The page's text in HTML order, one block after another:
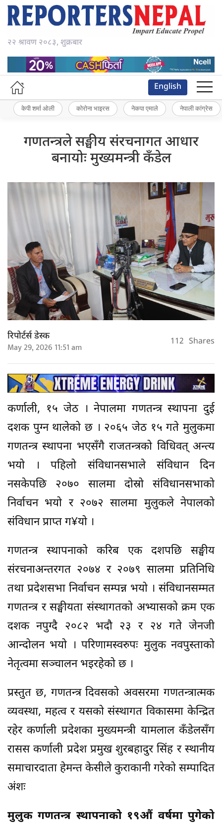
२२ श्रावण २०८३, शुक्रबार
English
केपी शर्मा ओली कोरोना भाइरस नेकपा एमाले नेपाली कांग्रेस
गणतन्त्रले सङ्घीय संरचनागत आधार
बनायोः मुख्यमन्त्री कँडेल
रिपोर्टर्स डेस्क
May 29, 2026 11:51 am 112 Shares
कर्णाली, १५ जेठ । नेपालमा गणतन्त्र स्थापना दुई
दशक पुग्न थालेको छ । २०६५ जेठ १५ गते मुलुकमा
गणतन्त्र स्थापना भएसँगै राजतन्त्रको विधिवत् अन्त्य
भयो । पहिलो संविधानसभाले संविधान दिन
नसकेपछि २०७० सालमा दोस्रो संविधानसभाको
निर्वाचन भयो र २०७२ सालमा मुलुकले नेपालको
संविधान प्राप्त ग¥यो ।
गणतन्त्र स्थापनाको करिब एक दशपछि सङ्घीय
संरचनाअन्तरगत २०७४ र २०७९ सालमा प्रतिनिधि
तथा प्रदेशसभा निर्वाचन सम्पन्न भयो । संविधानसम्मत
गणतन्त्र र सङ्घीयता संस्थागतको अभ्यासको क्रम एक
दशक नपुग्दै २०८२ भदौ २३ र २४ गते जेनजी
आन्दोलन भयो । परिणामस्वरुपः मुलुक नवपुस्ताको
नेतृत्वमा सञ्चालन भइरहेको छ ।
प्रस्तुत छ, गणतन्त्र दिवसको अवसरमा गणतन्त्रात्मक
व्यवस्था, महत्व र यसको संस्थागत विकासमा केन्द्रित
रहेर कर्णाली प्रदेशका मुख्यमन्त्री यामलाल कँडेलसँग
रासस कर्णाली प्रदेश प्रमुख शुरबहादुर सिंह र स्थानीय
समाचारदाता हेमन्त केसीले कुराकानी गरेको सम्पादित
अंशः
मुलुक गणतन्त्र स्थापनाको १९औं वर्षमा पुगेको